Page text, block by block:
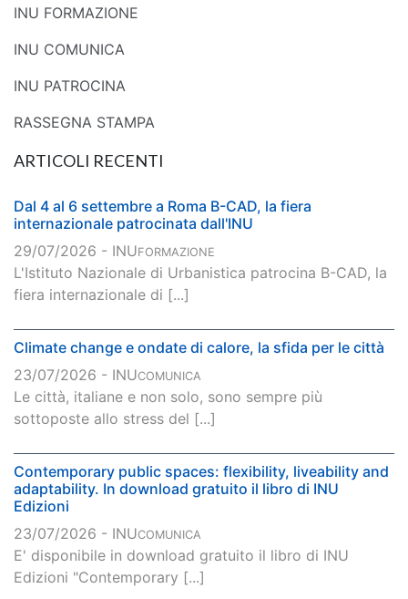
INU FORMAZIONE
INU COMUNICA
INU PATROCINA
RASSEGNA STAMPA
ARTICOLI RECENTI
Dal 4 al 6 settembre a Roma B-CAD, la fiera
internazionale patrocinata dall'INU
29/07/2026 - INUFORMAZIONE
L'Istituto Nazionale di Urbanistica patrocina B-CAD, la
fiera internazionale di [...]
Climate change e ondate di calore, la sfida per le città
23/07/2026 - INUCOMUNICA
Le città, italiane e non solo, sono sempre più
sottoposte allo stress del [...]
Contemporary public spaces: flexibility, liveability and
adaptability. In download gratuito il libro di INU
Edizioni
23/07/2026 - INUCOMUNICA
E' disponibile in download gratuito il libro di INU
Edizioni "Contemporary [...]